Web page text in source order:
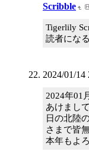
Scribble
Tigerlily
読者になる
2024/01/14
2024年01
あけまし
日の北陸
さまで皆
本年もよ